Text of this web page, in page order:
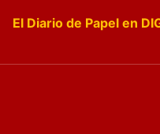
El Diario de Papel en